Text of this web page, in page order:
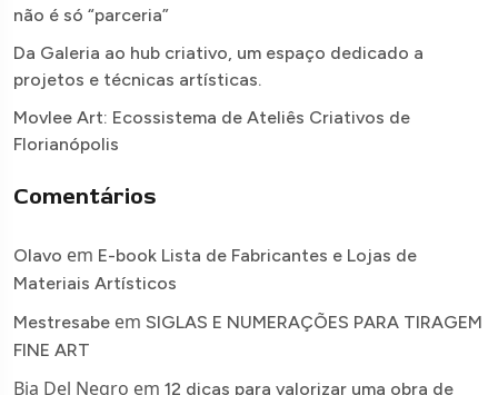
não é só “parceria”
Da Galeria ao hub criativo, um espaço dedicado a
projetos e técnicas artísticas.
Movlee Art: Ecossistema de Ateliês Criativos de
Florianópolis
Comentários
Olavo em E-book Lista de Fabricantes e Lojas de
Materiais Artísticos
Mestresabe em SIGLAS E NUMERAÇÕES PARA TIRAGEM
FINE ART
Bia Del Negro em 12 dicas para valorizar uma obra de